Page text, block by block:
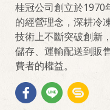
桂冠公司創立於1970
的經營理念，深耕冷
技術上不斷突破創新
儲存、運輸配送到販
費者的權益。